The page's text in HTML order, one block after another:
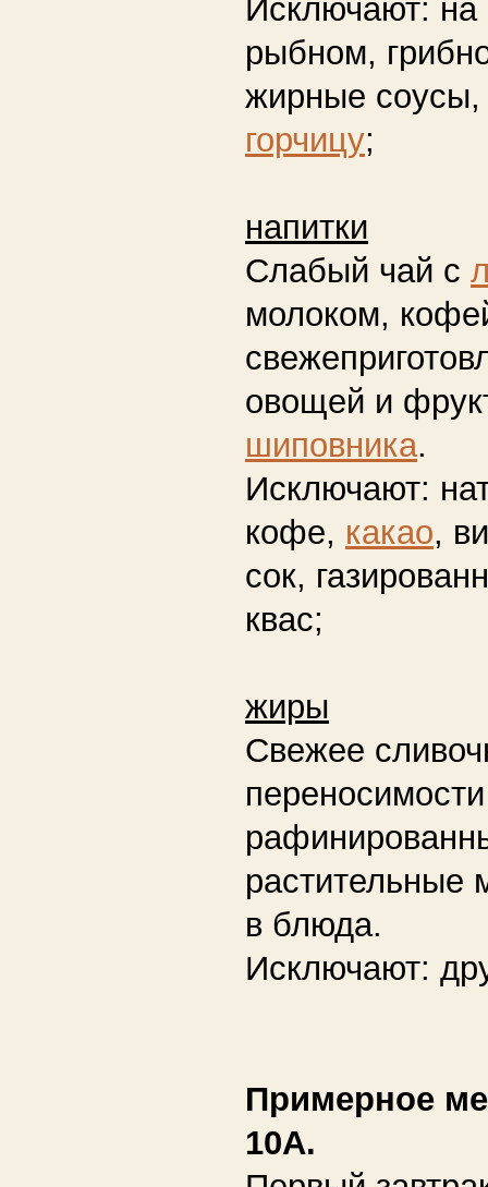
Исключают:
рыбном,
жирные
горчицу;
напитки
Слабый чай с
молоком,
овощей и
шиповника.
Исключают:
кофе, какао,
сок,
квас;
жиры
Свежее
переносимости
растительные
в блюда.
Исключают:
Примерное
10А.